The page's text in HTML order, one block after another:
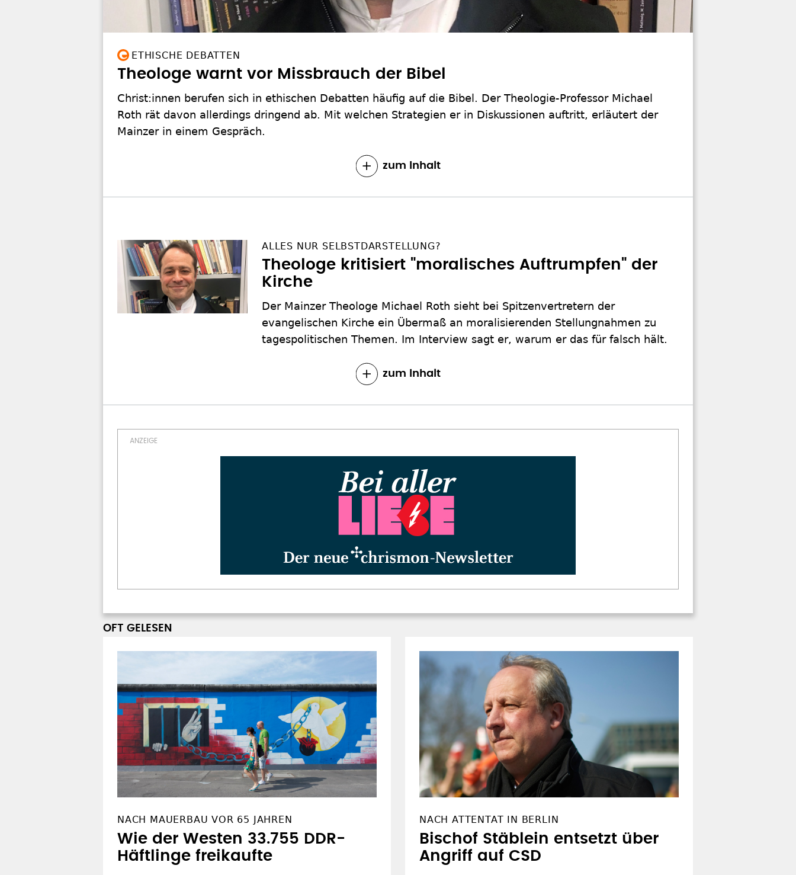
ETHISCHE DEBATTEN
Theologe warnt vor Missbrauch der Bibel
Christ:innen berufen sich in ethischen Debatten häufig auf die Bibel. Der Theologie-Professor Michael
Roth rät davon allerdings dringend ab. Mit welchen Strategien er in Diskussionen auftritt, erläutert der
Mainzer in einem Gespräch.
zum Inhalt
ALLES NUR SELBSTDARSTELLUNG?
Theologe kritisiert "moralisches Auftrumpfen" der
Kirche
Der Mainzer Theologe Michael Roth sieht bei Spitzenvertretern der
evangelischen Kirche ein Übermaß an moralisierenden Stellungnahmen zu
tagespolitischen Themen. Im Interview sagt er, warum er das für falsch hält.
zum Inhalt
OFT GELESEN
NACH MAUERBAU VOR 65 JAHREN
Wie der Westen 33.755 DDR-
Häftlinge freikaufte
NACH ATTENTAT IN BERLIN
Bischof Stäblein entsetzt über
Angriff auf CSD